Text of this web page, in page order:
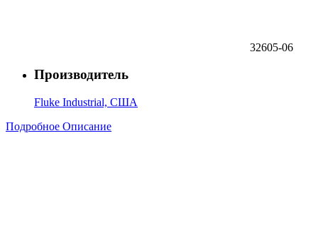
32605-06
Производитель
Fluke Industrial, США
Подробное Описание